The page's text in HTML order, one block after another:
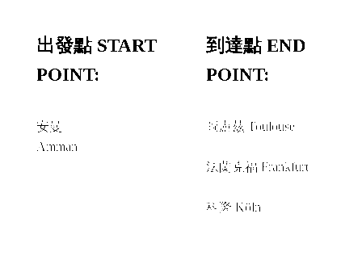
出發點 START
POINT:
安曼
Amman
到達點 END
POINT:
圖盧茲 Toulouse
法蘭克福 Frankfurt
科隆 Köln